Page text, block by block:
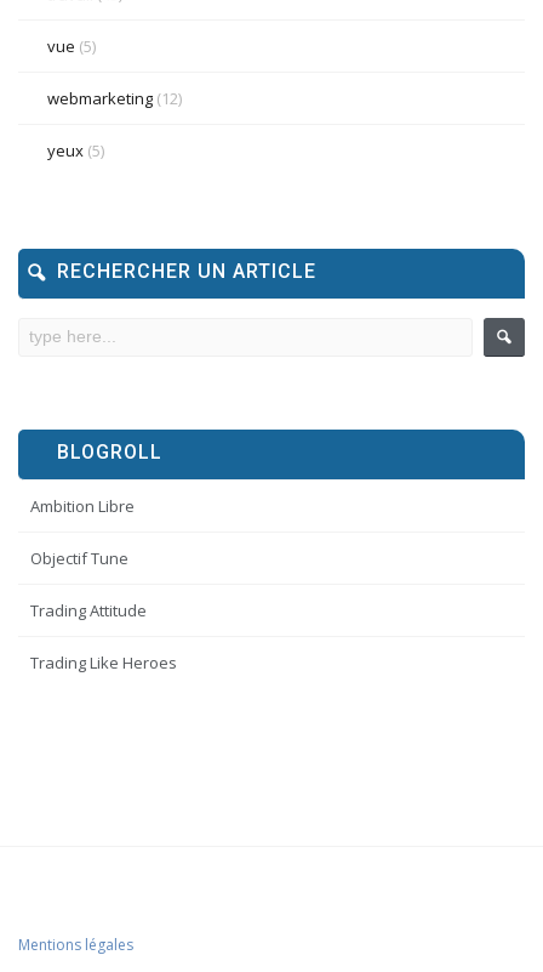
vue (5)
webmarketing (12)
yeux (5)
RECHERCHER UN ARTICLE
BLOGROLL
Ambition Libre
Objectif Tune
Trading Attitude
Trading Like Heroes
Mentions légales